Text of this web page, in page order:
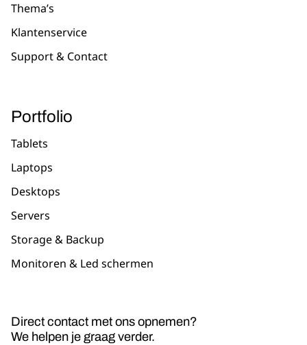
Thema’s
Klantenservice
Support & Contact
Portfolio
Tablets
Laptops
Desktops
Servers
Storage & Backup
Monitoren & Led schermen
Direct contact met ons opnemen?
We helpen je graag verder.